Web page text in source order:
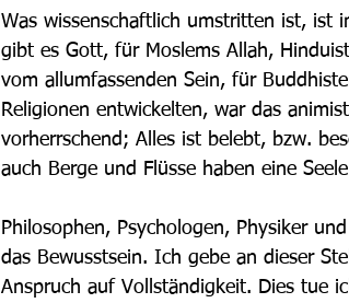
Was wissenschaftlich umstritten ist, ist
gibt es Gott, für Moslems Allah,
vom allumfassenden Sein, für
Religionen entwickelten, war das
vorherrschend; Alles ist belebt, bzw.
auch Berge und Flüsse haben eine
Philosophen, Psychologen, Physiker
das Bewusstsein. Ich gebe an dieser
Anspruch auf Vollständigkeit. Dies tue